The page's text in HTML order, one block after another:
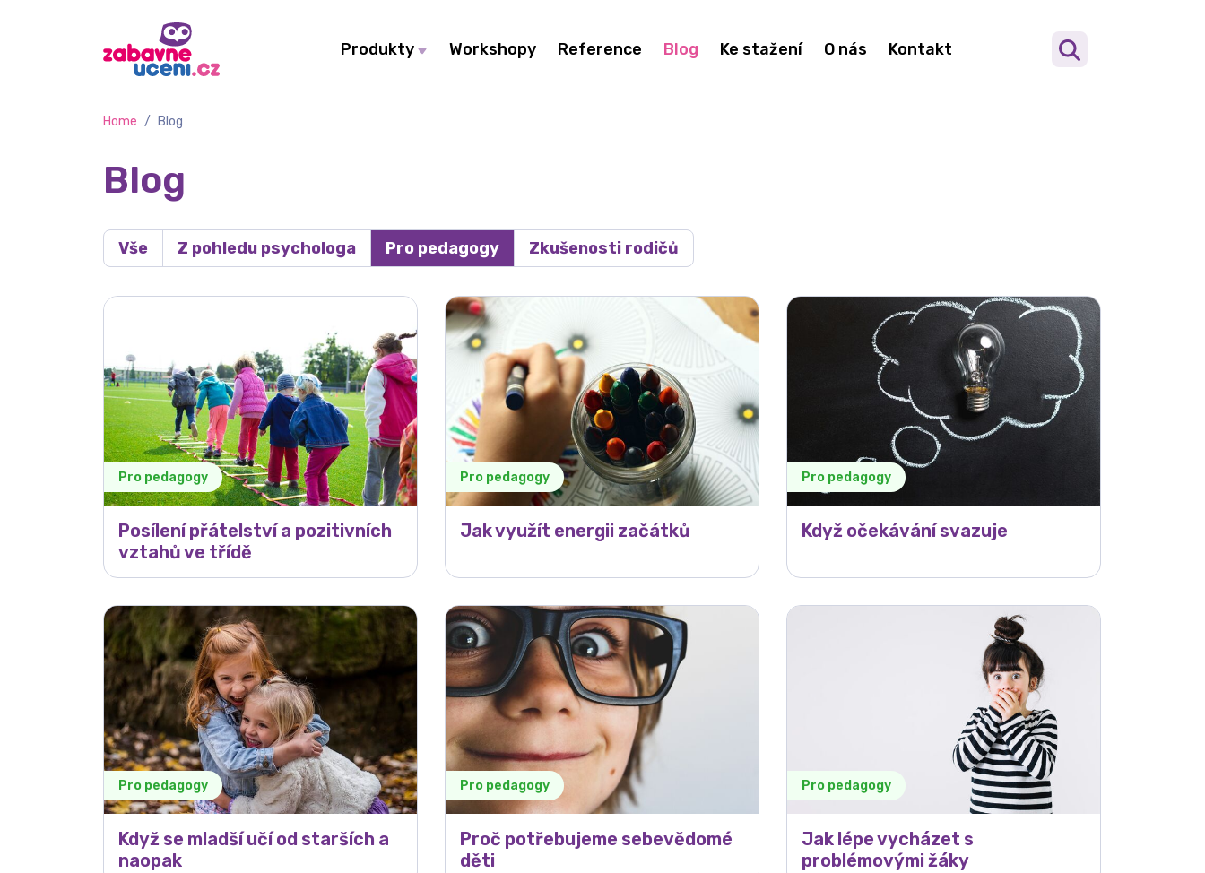
Produkty Workshopy Reference Blog Ke stažení O nás Kontakt
Home / Blog
Blog
Vše Z pohledu psychologa Pro pedagogy Zkušenosti rodičů
Pro pedagogy
Posílení přátelství a pozitivních
vztahů ve třídě
Pro pedagogy
Jak využít energii začátků
Pro pedagogy
Když očekávání svazuje
Pro pedagogy
Když se mladší učí od starších a
naopak
Pro pedagogy
Proč potřebujeme sebevědomé
děti
Pro pedagogy
Jak lépe vycházet s
problémovými žáky